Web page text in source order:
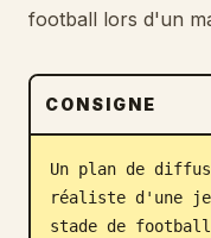
football lors d'un
CONSIGNE
Un plan de
réaliste d'une
stade de football